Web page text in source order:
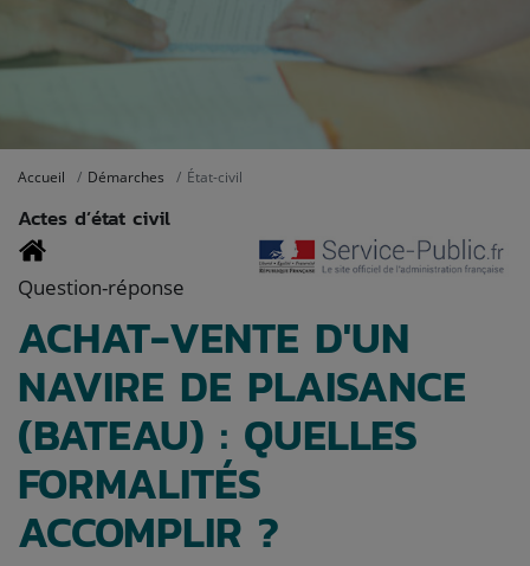
Accueil Démarches État-civil
Actes d’état civil
Question-réponse
ACHAT-VENTE D'UN
NAVIRE DE PLAISANCE
(BATEAU) : QUELLES
FORMALITÉS
ACCOMPLIR ?